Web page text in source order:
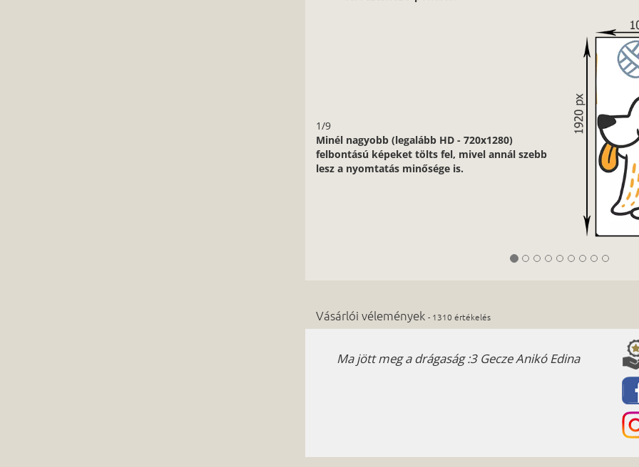
1/9
Minél nagyobb (legalább HD - 720x1280)
felbontású képeket tölts fel, mivel annál szebb
lesz a nyomtatás minősége is.
Vásárlói vélemények- 1310 értékelés
Ma jött meg a drágaság :3 Gecze Anikó Edina